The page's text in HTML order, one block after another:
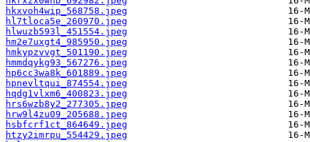
hkxvoh4wip_568758.jpeg
hl7tloca5e_260970.jpeg
hlwuzb593l_451554.jpeg
hm2e7uxgt4_985950.jpeg
hmkypzvvgt_501190.jpeg
hmmdqykg93_567276.jpeg
hp6cc3wa8k_601889.jpeg
hpnevltqui_874554.jpeg
hqdg1vlxm6_400823.jpeg
hrs6wzb8y2_277305.jpeg
hrw9l4zu09_205688.jpeg
hsbfcrf1ct_864649.jpeg
htzy2imrpu_554429.jpeg